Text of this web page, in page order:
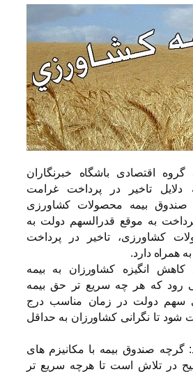
اقتصادی باشگاه خبرنگاران
دلایل تاخیر در پرداخت غرامت
بیمه محصولات کشاورزی
به موقع قدرالسهم دولت به
کشاورزی، تاخیر در پرداخت
همراه دارد.
کاهش انگیزه کشاورزان به بیمه
رود که هر چه سریع تر حق بیمه
سهم دولت در زمان مناسب درج
شود تا نگرانی کشاورزان به حداقل
گرچه صندوق بیمه با مکانیزم های
در تلاش است تا هرچه سریع تر